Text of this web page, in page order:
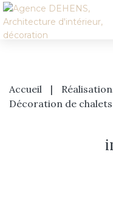
Accueil |
Décoration de